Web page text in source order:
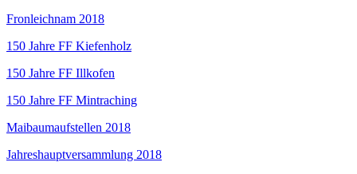
Fronleichnam 2018
150 Jahre FF Kiefenholz
150 Jahre FF Illkofen
150 Jahre FF Mintraching
Maibaumaufstellen 2018
Jahreshauptversammlung 2018